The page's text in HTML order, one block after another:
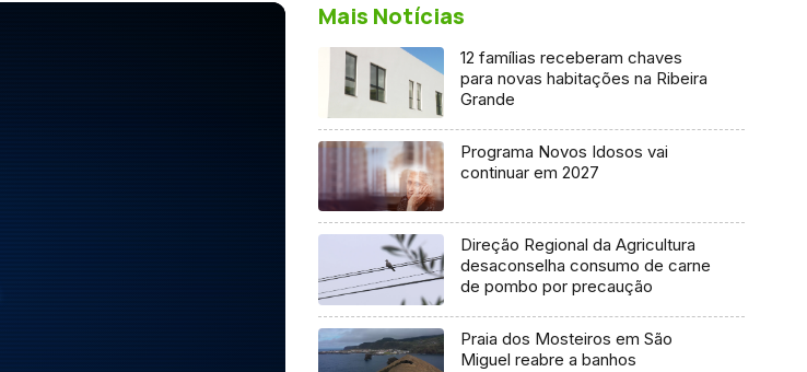
Mais Notícias
12 famílias receberam chaves
para novas habitações na Ribeira
Grande
Programa Novos Idosos vai
continuar em 2027
Direção Regional da Agricultura
desaconselha consumo de carne
de pombo por precaução
Praia dos Mosteiros em São
Miguel reabre a banhos